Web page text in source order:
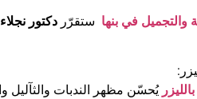
والتجميل في بنها ستقرّر دكتور
يُحسّن مظهر الندبات والثآليل